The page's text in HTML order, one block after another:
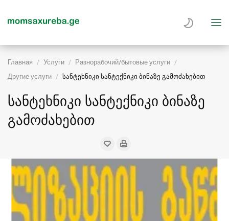
Главная Услуги
Разнорабочий/бытовые услуги
Другие услуги
სანტეხნიკი სანტექნიკი ბინაზე გამოძახებით
სანტეხნიკი სანტექნიკი ბინაზე
გამოძახებით